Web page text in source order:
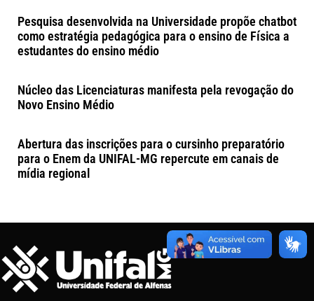
Pesquisa desenvolvida na Universidade propõe chatbot
como estratégia pedagógica para o ensino de Física a
estudantes do ensino médio
Núcleo das Licenciaturas manifesta pela revogação do
Novo Ensino Médio
Abertura das inscrições para o cursinho preparatório
para o Enem da UNIFAL-MG repercute em canais de
mídia regional